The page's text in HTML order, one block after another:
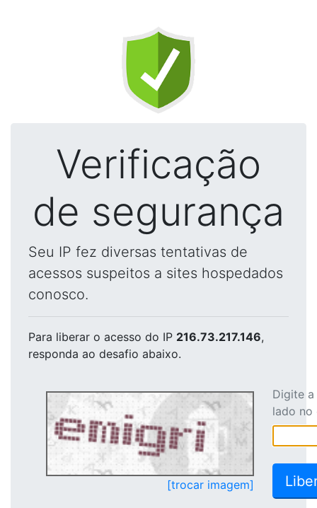
Verificação
de segurança
Seu IP fez diversas tentativas de
acessos suspeitos a sites hospedados
conosco.
Para liberar o acesso do IP 216.73.217.146,
responda ao desafio abaixo.
[trocar imagem]
Digite
lado no